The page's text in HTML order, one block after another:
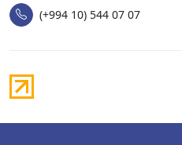
(+994 10) 544 07 07